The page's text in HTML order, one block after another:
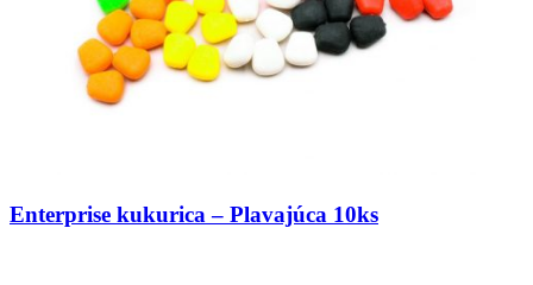
Enterprise kukurica – Plavajúca 10ks